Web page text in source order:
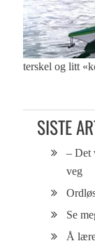
terskel og litt
SISTE
– Det
veg
Se
Å